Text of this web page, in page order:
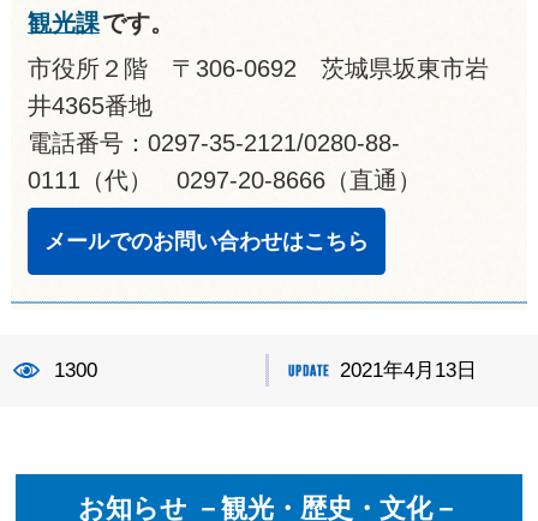
観光課です。
市役所２階 〒306-0692 茨城県坂東市岩
井4365番地
電話番号：0297-35-2121/0280-88-
0111（代） 0297-20-8666（直通）
メールでのお問い合わせはこちら
1300 2021年4月13日
お知らせ －観光・歴史・文化－